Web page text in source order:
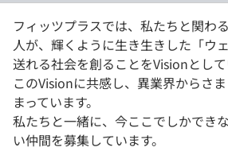
法人向けプラン
学校向けプラン
契約内容・クーポン
フィッツプラスでは、私たちと関わ
人が、輝くように生き生きした「ウ
送れる社会を創ることをVisionとして
このVisionに共感し、異業界からさ
まっています。
私たちと一緒に、今ここでしかでき
い仲間を募集しています。